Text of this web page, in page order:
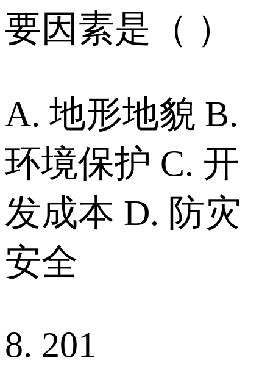
要因素是（ ）
A. 地形地貌 B.
环境保护 C. 开
发成本 D. 防灾
安全
8. 201